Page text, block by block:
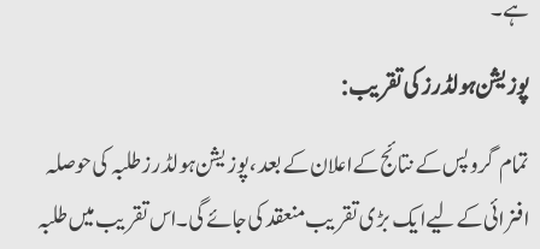
ہے۔
:پوزیشن ہولڈرز کی تقریب
تمام گروپس کے نتائج کے اعلان کے بعد، پوزیشن ہولڈرز طلبہ کی حوصلہ
افزائی کے لیے ایک بڑی تقریب منعقد کی جائے گی۔ اس تقریب میں طلبہ